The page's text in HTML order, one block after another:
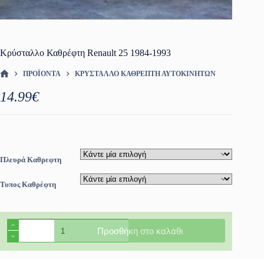
Κρύσταλλο Καθρέφτη Renault 25 1984-1993
ΠΡΟΪΌΝΤΑ ΚΡΎΣΤΑΛΛΟ ΚΑΘΡΈΠΤΗ ΑΥΤΟΚΙΝΗΤΩΝ
14.99€
Πλευρά Καθρεφτη
Τυπος Καθρέφτη
Κρύσταλλο
Καθρέφτη
Renault
25
Προσθήκη στο καλάθι